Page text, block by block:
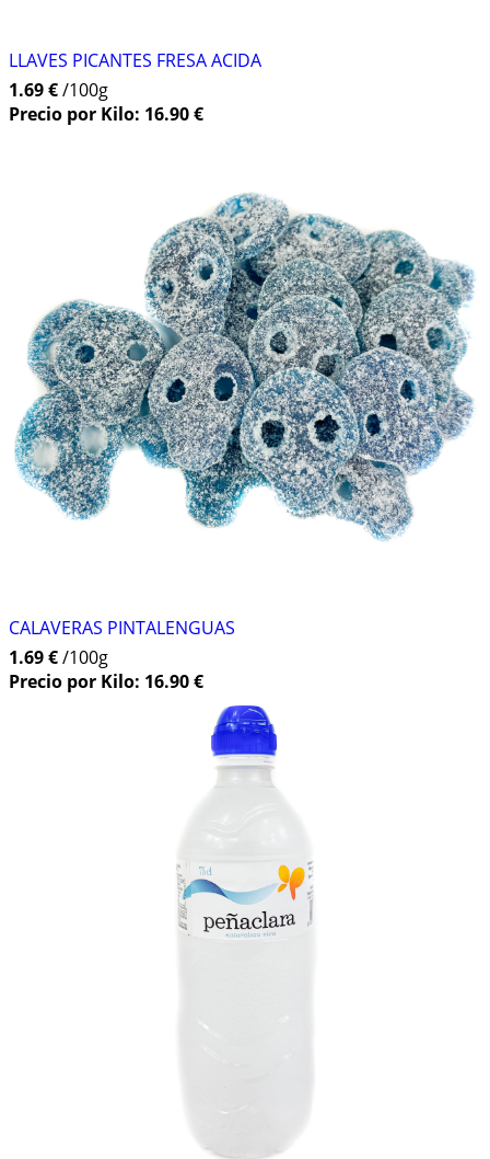
LLAVES PICANTES FRESA ACIDA
1.69 €/100g
Precio por Kilo: 16.90 €
CALAVERAS PINTALENGUAS
1.69 €/100g
Precio por Kilo: 16.90 €